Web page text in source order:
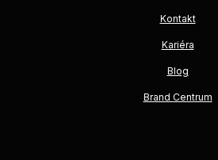
Kontakt
Kariéra
Blog
Brand Centrum